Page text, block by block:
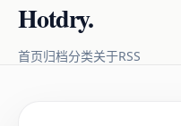
Hotdry.
首页归档分类关于RSS